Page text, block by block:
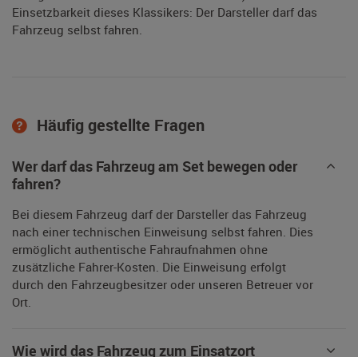
Einsetzbarkeit dieses Klassikers: Der Darsteller darf das
Fahrzeug selbst fahren.
Häufig gestellte Fragen
Wer darf das Fahrzeug am Set bewegen oder
fahren?
Bei diesem Fahrzeug darf der Darsteller das Fahrzeug
nach einer technischen Einweisung selbst fahren. Dies
ermöglicht authentische Fahraufnahmen ohne
zusätzliche Fahrer-Kosten. Die Einweisung erfolgt
durch den Fahrzeugbesitzer oder unseren Betreuer vor
Ort.
Wie wird das Fahrzeug zum Einsatzort